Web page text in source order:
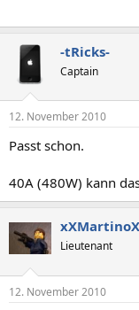
-tRicks-
Captain
12. November 2010
Passt schon.
40A (480W) kann
Lieutenant
12. November 2010